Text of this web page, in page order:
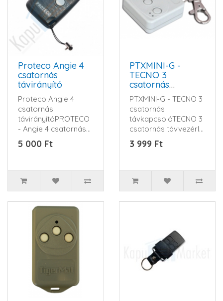
Proteco Angie 4
csatornás
távirányító
Proteco Angie 4
csatornás
távirányítóPROTECO
- Angie 4 csatornás
adó, 433 MHz, AM. -
Quarz vezérelt ..
5 000 Ft
PTXMINI-G -
TECNO 3
csatornás
távkapcsoló
PTXMINI-G - TECNO 3
csatornás
távkapcsolóTECNO 3
csatornás távvezérlő,
434 MHz működési
frekvencia, ..
3 999 Ft